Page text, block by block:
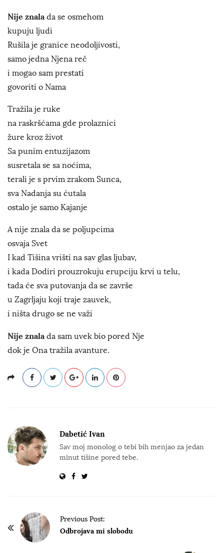
Nije znalada se osmehom
kupuju ljudi
Rušila je granice neodoljivosti,
samo jedna Njena reč
i mogao sam prestati
govoriti o Nama
Tražila je ruke
na raskršćama gde prolaznici
žure kroz život
Sa punim entuzijazom
susretala se sa noćima,
terali je s prvim zrakom Sunca,
sva Nadanja su ćutala
ostalo je samo Kajanje
A nije znala da se poljupcima
osvaja Svet
I kad Tišina vrišti na sav glas ljubav,
i kada Dodiri prouzrokuju erupciju krvi u telu,
tada će sva putovanja da se završe
u Zagrljaju koji traje zauvek,
i ništa drugo se ne važi
Nije znalada sam uvek bio pored Nje
dok je Ona tražila avanture.
Dabetić Ivan
Sav moj monolog o tebi bih menjao za jedan
minut tišine pored tebe.
Previous Post:
Odbrojava mi slobodu